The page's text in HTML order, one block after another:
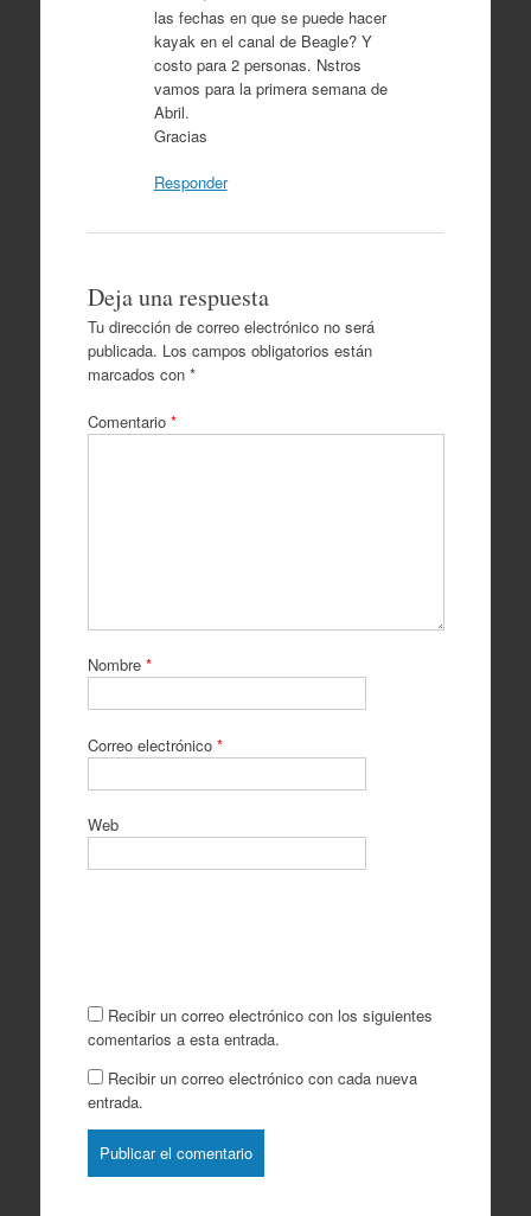
las fechas en que se puede hacer
kayak en el canal de Beagle? Y
costo para 2 personas. Nstros
vamos para la primera semana de
Abril.
Gracias
Responder
Deja una respuesta
Tu dirección de correo electrónico no será
publicada. Los campos obligatorios están
marcados con *
Comentario *
Nombre *
Correo electrónico *
Web
Recibir un correo electrónico con los siguientes
comentarios a esta entrada.
Recibir un correo electrónico con cada nueva
entrada.